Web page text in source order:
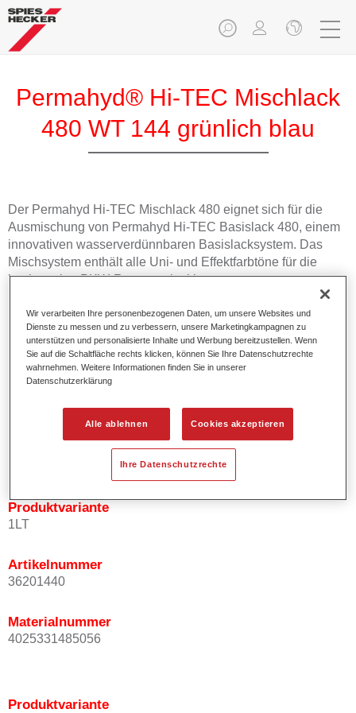
Permahyd® Hi-TEC Mischlack
480 WT 144 grünlich blau
Der Permahyd Hi-TEC Mischlack 480 eignet sich für die
Ausmischung von Permahyd Hi-TEC Basislack 480, einem
innovativen wasserverdünnbaren Basislacksystem. Das
Mischsystem enthält alle Uni- und Effektfarbtöne für die
hochwertige PKW-Reparaturlackierung.
Produktmerkmale
Einfach und schnell zu verarbeiten.
Bietet eine hohe Farbtongenauigkeit und gleichmäßige
Effektausrichtung.
Fördert kurze Prozesszeiten.
Ermöglicht einfaches und sicheres Einlackieren.
Kann variabel eingesetzt werden, z.B. für Innenraum-,
Mehrschicht- und Mehrfarbenlackierungen.
Produktvariante
1LT
Artikelnummer
36201440
Materialnummer
4025331485056
Produktvariante
Wir verarbeiten Ihre personenbezogenen Daten, um unsere Websites und
Dienste zu messen und zu verbessern, unsere Marketingkampagnen zu
unterstützen und personalisierte Inhalte und Werbung bereitzustellen. Wenn
Sie auf die Schaltfläche rechts klicken, können Sie Ihre Datenschutzrechte
wahrnehmen. Weitere Informationen finden Sie in unserer
Datenschutzerklärung
Alle ablehnen Cookies akzeptieren
Ihre Datenschutzrechte